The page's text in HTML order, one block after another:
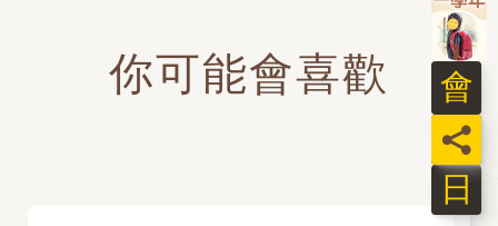
你可能會喜歡
日
員